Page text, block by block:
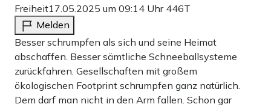
Freiheit17.05.2025 um 09:14 Uhr 446T
Melden
Besser schrumpfen als sich und seine Heimat
abschaffen. Besser sämtliche Schneeballsysteme
zurückfahren. Gesellschaften mit großem
ökologischen Footprint schrumpfen ganz natürlich.
Dem darf man nicht in den Arm fallen. Schon gar